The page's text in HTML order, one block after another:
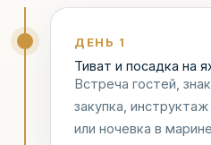
ДЕНЬ 1
Тиват и посадка на
Встреча гостей,
закупка,
или ночевка в